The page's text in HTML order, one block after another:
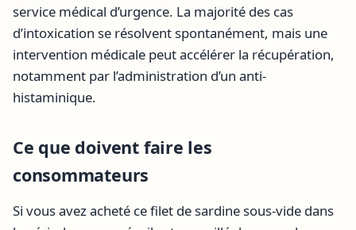
service médical d’urgence. La majorité des cas
d’intoxication se résolvent spontanément, mais une
intervention médicale peut accélérer la récupération,
notamment par l’administration d’un anti-
histaminique.
Ce que doivent faire les
consommateurs
Si vous avez acheté ce filet de sardine sous-vide dans